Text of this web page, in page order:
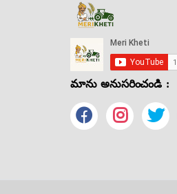
మాను అనుసరించండి :